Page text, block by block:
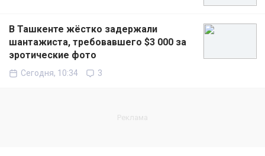
В Ташкенте жёстко задержали
шантажиста, требовавшего $3 000 за
эротические фото
Сегодня, 10:34 3